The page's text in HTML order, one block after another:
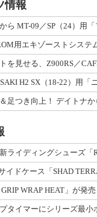
情報
H2 SX（18-22）用「
イドケース「SHAD
WRAP HEAT」が発
タイマーにシリーズ最小